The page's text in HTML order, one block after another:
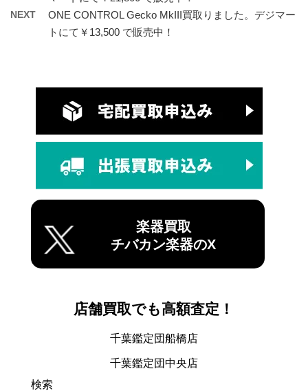
NEXT
ONE CONTROL Gecko MkIII買取りました。デジマー
トにて￥13,500 で販売中！
楽器買取
チバカン楽器のX
店舗買取でも高額査定！
千葉鑑定団船橋店
千葉鑑定団中央店
検索